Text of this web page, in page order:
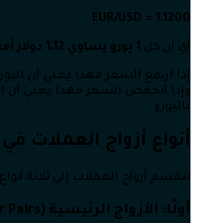
EUR/USD = 1.1200
أي أن كل 1 يورو يساوي 1.12 دولار أمريكي
إذا ارتفع السعر فهذا يعني أن
وإذا انخفض السعر فهذا يعني أن
باليورو.
أنواع أزواج العملات
تنقسم أزواج العملات إلى ثلاثة
أولًا: الأزواج الرئيسية (Major Pairs)